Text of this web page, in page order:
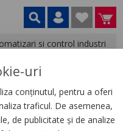
si control industrial
de
uri
conținutul, pentru a oferi
traficul. De asemenea,
de publicitate și de analize